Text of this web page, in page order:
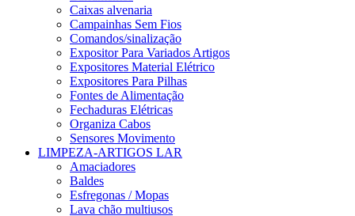
Caixas alvenaria
Campainhas Sem Fios
Comandos/sinalização
Expositor Para Variados Artigos
Expositores Material Elétrico
Expositores Para Pilhas
Fontes de Alimentação
Fechaduras Elétricas
Organiza Cabos
Sensores Movimento
LIMPEZA-ARTIGOS LAR
Amaciadores
Baldes
Esfregonas / Mopas
Lava chão multiusos